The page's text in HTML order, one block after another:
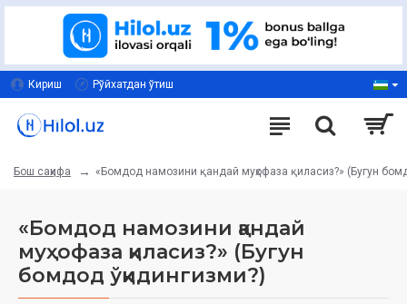
Кириш Рўйхатдан ўтиш
Бош саҳифа «Бомдод намозини қандай муҳофаза қиласиз?» (Бугун
«Бомдод намозини қандай
муҳофаза қиласиз?» (Бугун
бомдод ўқидингизми?)